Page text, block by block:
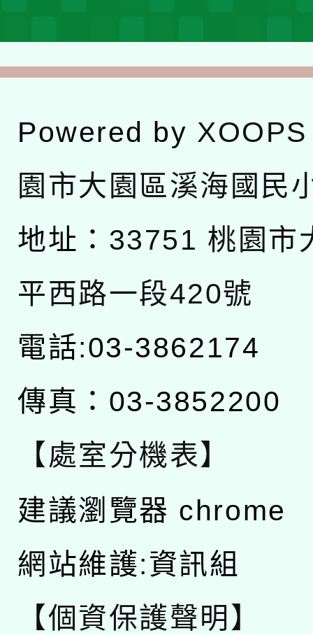
Powered by XOOPS
園市大園區溪海國民
地址： 33751 桃園市
平西路一段420號
電話:03-3862174
傳真：03-3852200
【處室分機表】
建議瀏覽器 chrome
網站維護:資訊組
【個資保護聲明】